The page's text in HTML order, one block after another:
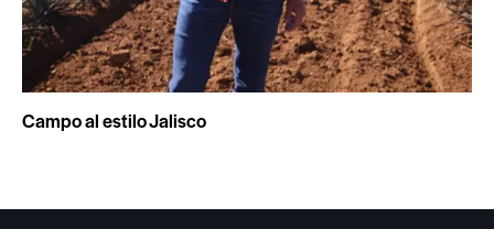
Campo al estilo Jalisco